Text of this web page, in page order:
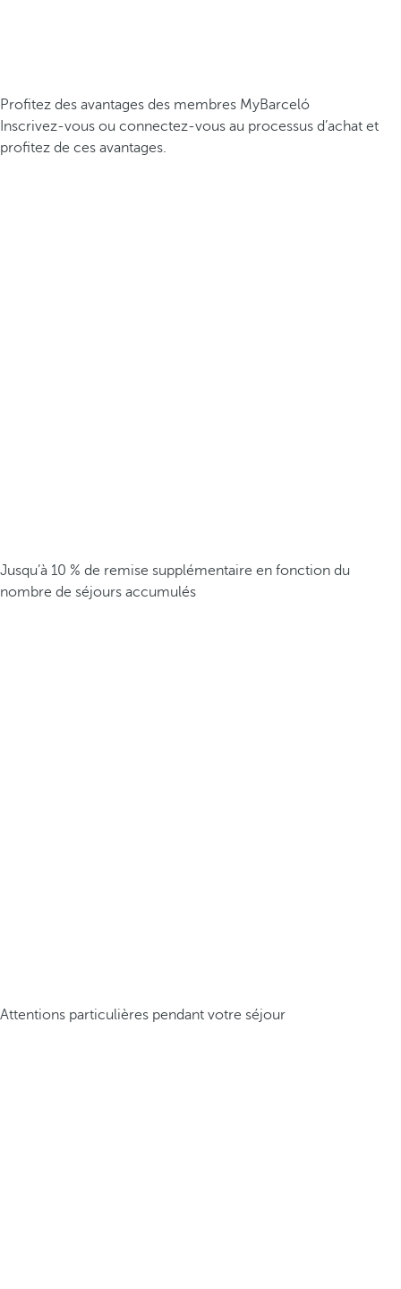
Profitez des avantages des membres MyBarceló
Inscrivez-vous ou connectez-vous au processus d’achat et
profitez de ces avantages.
Jusqu’à 10 % de remise supplémentaire en fonction du
nombre de séjours accumulés
Attentions particulières pendant votre séjour